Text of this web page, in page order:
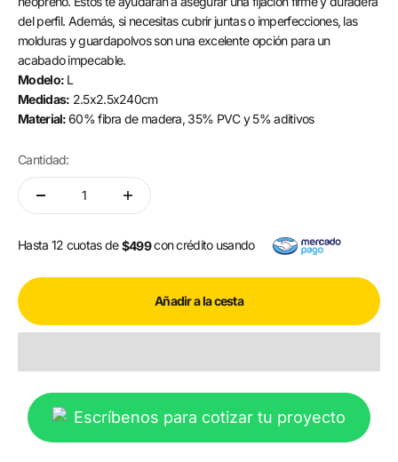
del perfil. Además, si necesitas cubrir juntas o imperfecciones, las
molduras y guardapolvos son una excelente opción para un
acabado impecable.
Modelo: L
Medidas: 2.5x2.5x240cm
Material:60% fibra de madera, 35% PVC y 5% aditivos
Cantidad:
Hasta 12 cuotas de$499con crédito usando
Añadir a la cesta
Escríbenos para cotizar tu proyecto